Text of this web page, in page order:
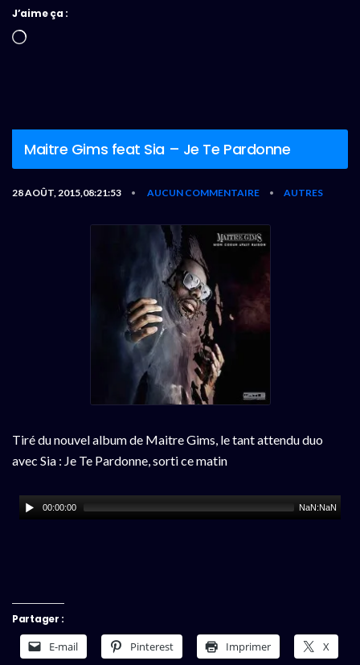
J’aime ça :
Chargement…
Maitre Gims feat Sia – Je Te Pardonne
28 AOÛT, 2015,08:21:53 • AUCUN COMMENTAIRE • AUTRES
Tiré du nouvel album de Maitre Gims, le tant attendu duo
avec Sia : Je Te Pardonne, sorti ce matin
00:00:00 NaN:NaN
Partager :
E-mail Pinterest Imprimer X